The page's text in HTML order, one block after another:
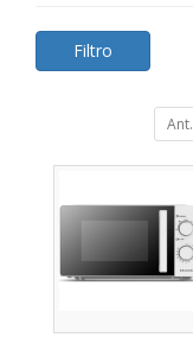
Filtro
Ant.